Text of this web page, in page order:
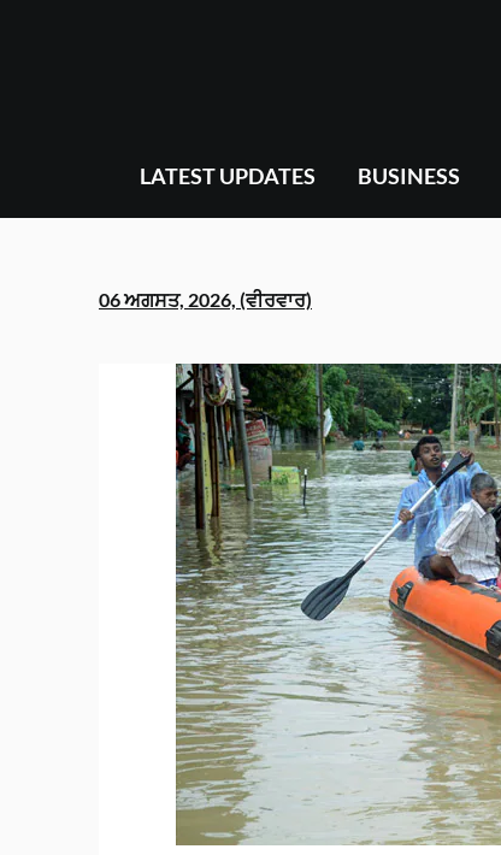
LATEST UPDATES BUSINESS
06 ਅਗਸਤ, 2026, (ਵੀਰਵਾਰ)